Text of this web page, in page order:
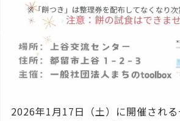
2026年1月17日（土）に開催され